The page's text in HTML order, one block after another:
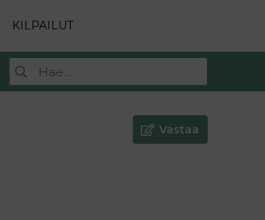
KILPAILUT
Vastaa